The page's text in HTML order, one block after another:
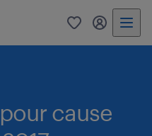
0 my
cause